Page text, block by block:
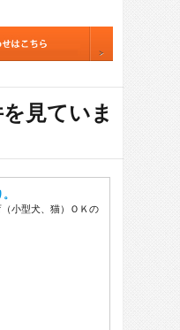
見ていま
小型犬、猫）ＯＫの